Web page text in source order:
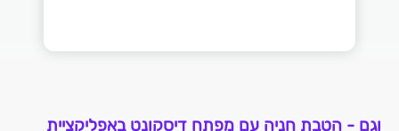
וגם - הטבת חניה עם מפתח דיסקונט באפליקציית